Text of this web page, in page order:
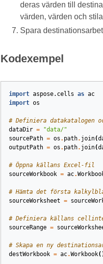
deras värden till
värden, värden och
Spara
Kodexempel
import aspose.cells as ac
import os
# Definiera datakatalogen
dataDir =
"data/"
sourcePath = os . path. join(
outputPath = os . path. join(
# Öppna källans Excel-fil
sourceWorkbook = ac.
# Hämta det första
sourceWorksheet =
# Definiera källans
sourceRange =
# Skapa en ny
destWorkbook = ac.Workbook